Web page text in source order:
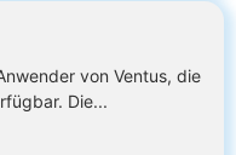
von Ventus, die
Die...